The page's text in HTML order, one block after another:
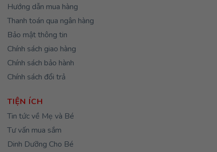
Hướng dẫn mua hàng
Thanh toán qua ngân hàng
Bảo mật thông tin
Chính sách giao hàng
Chính sách bảo hành
Chính sách đổi trả
TIỆN ÍCH
Tin tức về Mẹ và Bé
Tư vấn mua sắm
Dinh Dưỡng Cho Bé